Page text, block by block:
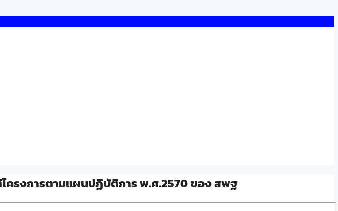
โครงการตามแผนปฏิบัติการ พ.ศ.2570 ของ สพฐ